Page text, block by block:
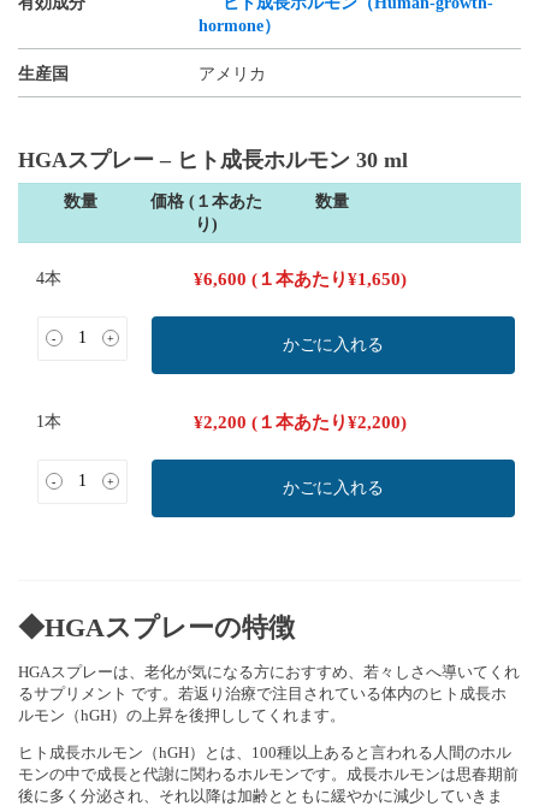
hormone）
生産国 アメリカ
HGAスプレー – ヒト成長ホルモン 30 ml
数量
価格 (１本あた
り)
数量
4本 ¥6,600 (１本あたり¥1,650)
- + かごに入れる
1本 ¥2,200 (１本あたり¥2,200)
- + かごに入れる
◆HGAスプレーの特徴
HGAスプレーは、老化が気になる方におすすめ、若々しさへ導いてくれ
るサプリメント です。若返り治療で注目されている体内のヒト成長ホ
ルモン（hGH）の上昇を後押ししてくれます。
ヒト成長ホルモン（hGH）とは、100種以上あると言われる人間のホル
モンの中で成長と代謝に関わるホルモンです。成長ホルモンは思春期前
後に多く分泌され、それ以降は加齢とともに緩やかに減少していきま